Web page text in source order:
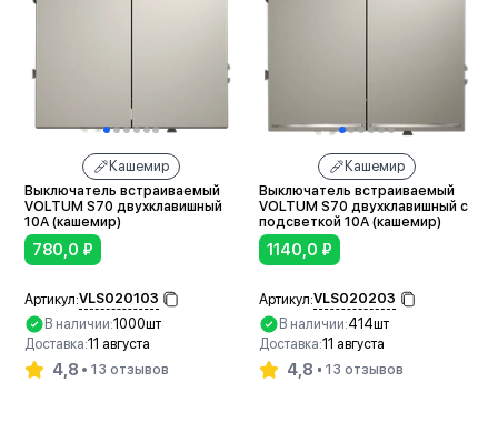
Кашемир
Выключатель встраиваемый
VOLTUM S70 двухклавишный
10А (кашемир)
780,0 ₽
Артикул:VLS020103
В наличии:1000шт
Доставка:11 августа
4,8 13 отзывов
Кашемир
Выключатель встраиваемый
VOLTUM S70 двухклавишный с
подсветкой 10А (кашемир)
1140,0 ₽
Артикул:VLS020203
В наличии:414шт
Доставка:11 августа
4,8 13 отзывов